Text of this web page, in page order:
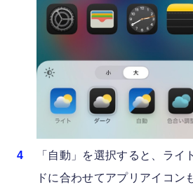
「自動」を選択すると、ライ
ドに合わせてアプリアイコン